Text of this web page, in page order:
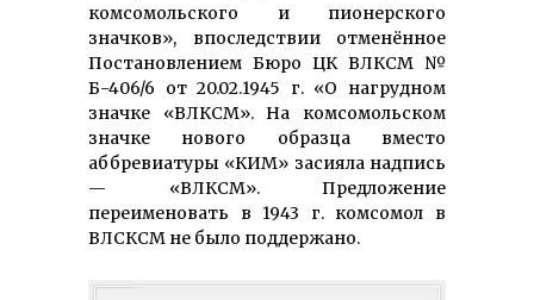
комсомольского и пионерского
значков», впоследствии отменённое
Постановлением Бюро ЦК ВЛКСМ №
Б-406/6 от 20.02.1945 г. «О нагрудном
значке «ВЛКСМ». На комсомольском
значке нового образца вместо
аббревиатуры «КИМ» засияла надпись
— «ВЛКСМ». Предложение
переименовать в 1943 г. комсомол в
ВЛСКСМ не было поддержано.